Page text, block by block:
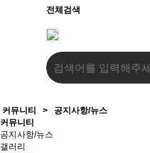
전체검색
커뮤니티 > 공지사항/뉴스
커뮤니티
공지사항/뉴스
갤러리